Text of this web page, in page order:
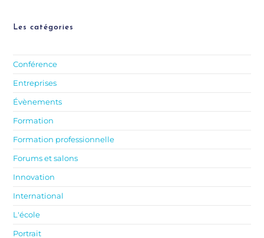
Les catégories
Conférence
Entreprises
Évènements
Formation
Formation professionnelle
Forums et salons
Innovation
International
L'école
Portrait